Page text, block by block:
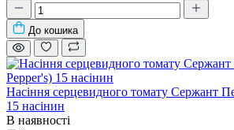
До кошика
Насіння серцевидного томату Сержант
15 насінин
В наявності